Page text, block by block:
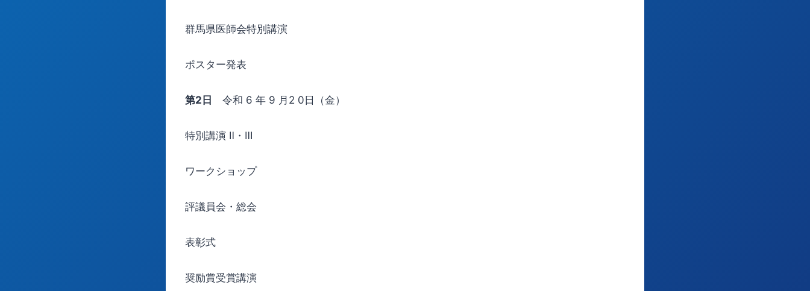
群馬県医師会特別講演
ポスター発表
第2日 令和 6 年 9 月2 0日（金）
特別講演 Ⅱ・Ⅲ
ワークショップ
評議員会・総会
表彰式
奨励賞受賞講演